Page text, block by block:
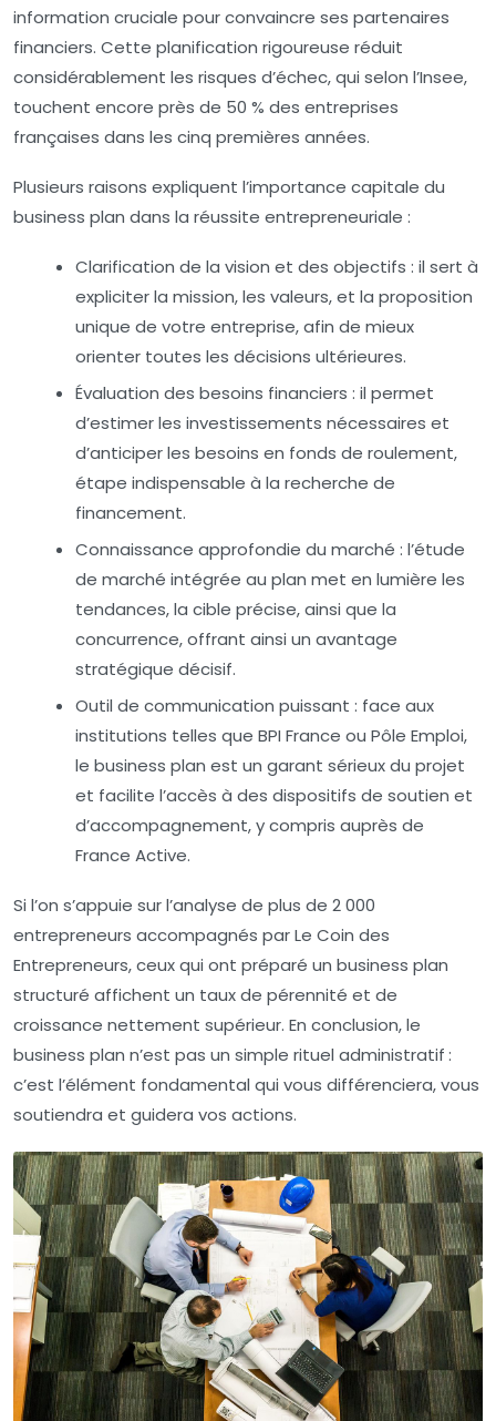
information cruciale pour convaincre ses partenaires
financiers. Cette planification rigoureuse réduit
considérablement les risques d’échec, qui selon l’Insee,
touchent encore près de 50 % des entreprises
françaises dans les cinq premières années.
Plusieurs raisons expliquent l’importance capitale du
business plan dans la réussite entrepreneuriale :
Clarification de la vision et des objectifs : il sert à
expliciter la mission, les valeurs, et la proposition
unique de votre entreprise, afin de mieux
orienter toutes les décisions ultérieures.
Évaluation des besoins financiers : il permet
d’estimer les investissements nécessaires et
d’anticiper les besoins en fonds de roulement,
étape indispensable à la recherche de
financement.
Connaissance approfondie du marché : l’étude
de marché intégrée au plan met en lumière les
tendances, la cible précise, ainsi que la
concurrence, offrant ainsi un avantage
stratégique décisif.
Outil de communication puissant : face aux
institutions telles que BPI France ou Pôle Emploi,
le business plan est un garant sérieux du projet
et facilite l’accès à des dispositifs de soutien et
d’accompagnement, y compris auprès de
France Active.
Si l’on s’appuie sur l’analyse de plus de 2 000
entrepreneurs accompagnés par Le Coin des
Entrepreneurs, ceux qui ont préparé un business plan
structuré affichent un taux de pérennité et de
croissance nettement supérieur. En conclusion, le
business plan n’est pas un simple rituel administratif :
c’est l’élément fondamental qui vous différenciera, vous
soutiendra et guidera vos actions.